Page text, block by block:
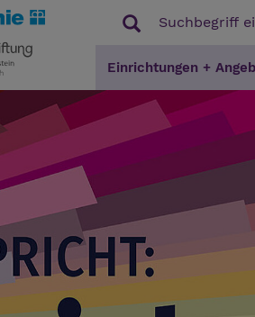
Einrichtungen +